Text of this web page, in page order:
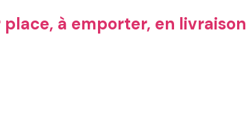
à emporter, en livraison